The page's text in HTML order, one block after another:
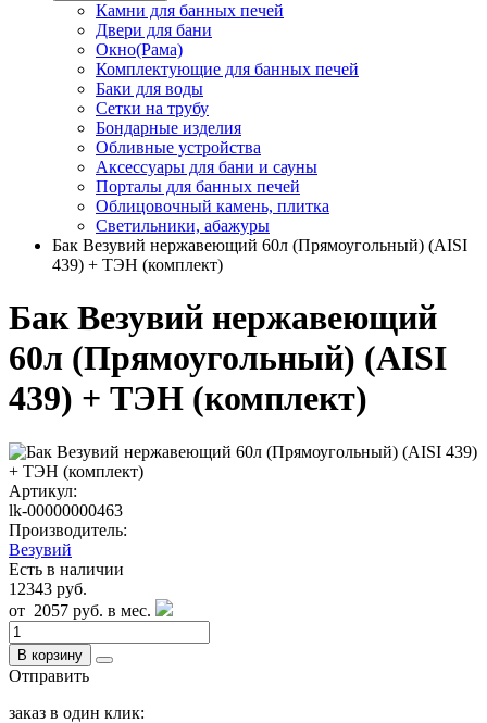
Камни для банных печей
Двери для бани
Окно(Рама)
Комплектующие для банных печей
Баки для воды
Сетки на трубу
Бондарные изделия
Обливные устройства
Аксессуары для бани и сауны
Порталы для банных печей
Облицовочный камень, плитка
Светильники, абажуры
Бак Везувий нержавеющий 60л (Прямоугольный) (AISI
439) + ТЭН (комплект)
Бак Везувий нержавеющий
60л (Прямоугольный) (AISI
439) + ТЭН (комплект)
Артикул:
lk-00000000463
Производитель:
Везувий
Есть в наличии
12343 руб.
от 2057 руб. в мес.
В корзину
Отправить
заказ в один клик: